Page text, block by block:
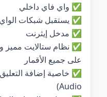
✅ واي فاي داخلي
✅ يستقبل شبكات الواي فاي 2.4 و 5
✅ مدخل إيثرنت
✅ نظام ستالايت مميز
على جميع الأقمار
Audio)